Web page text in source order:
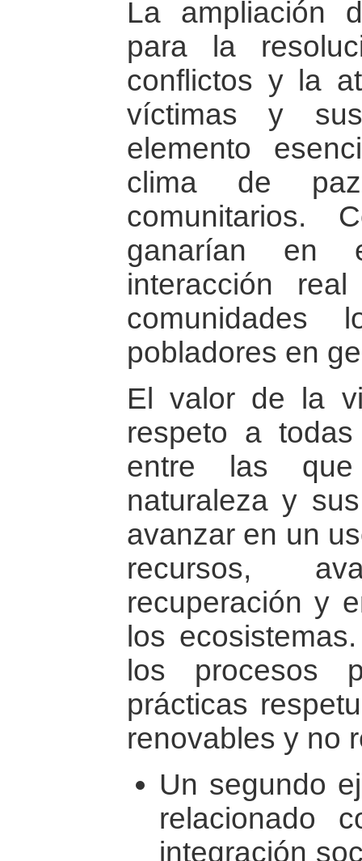
La ampliación
para la
conflictos y la
víctimas y
elemento
clima de
comunitarios.
ganarían en
interacción
pobladores en
El valor de la
respeto a
entre las
naturaleza y
avanzar en un
recursos,
recuperación y
los
los procesos
prácticas
renovables y no
Un segundo
relacionado
integración